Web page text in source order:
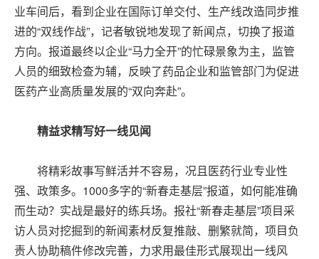
业车间后，看到企业在国际订单交付、生产线改造同步推
进的“双线作战”，记者敏锐地发现了新闻点，切换了报道
方向。报道最终以企业“马力全开”的忙碌景象为主，监管
人员的细致检查为辅，反映了药品企业和监管部门为促进
医药产业高质量发展的“双向奔赴”。
精益求精写好一线见闻
将精彩故事写鲜活并不容易，况且医药行业专业性
强、政策多。1000多字的“新春走基层”报道，如何能准确
而生动？实战是最好的练兵场。报社“新春走基层”项目采
访人员对挖掘到的新闻素材反复推敲、删繁就简，项目负
责人协助稿件修改完善，力求用最佳形式展现出一线风